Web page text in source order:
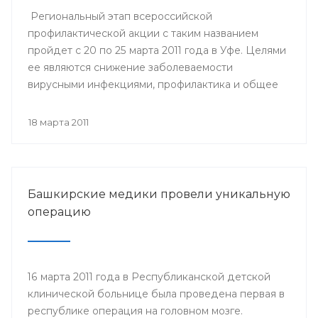
Региональный этап всероссийской
профилактической акции с таким названием
пройдет с 20 по 25 марта 2011 года в Уфе. Целями
ее являются снижение заболеваемости
вирусными инфекциями, профилактика и общее
18 марта 2011
Башкирские медики провели уникальную
операцию
16 марта 2011 года в Республиканской детской
клинической больнице была проведена первая в
республике операция на головном мозге.